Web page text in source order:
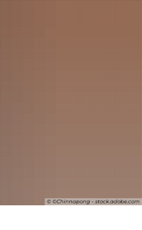
SUCHE
© ©Chinnapong - stock.adobe.com